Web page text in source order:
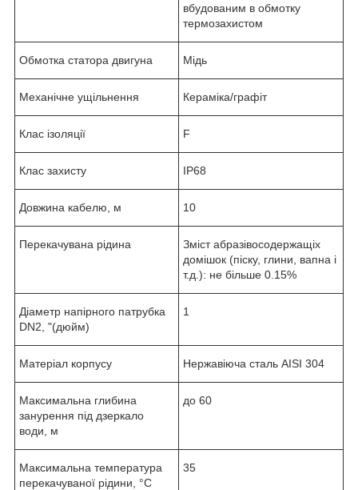
вбудованим в обмотку
термозахистом
Обмотка статора двигуна Мідь
Механічне ущільнення Кераміка/графіт
Клас ізоляції F
Клас захисту IP68
Довжина кабелю, м 10
Перекачувана рідина
Зміст абразівосодержащіх
домішок (піску, глини, вапна і
т.д.): не більше 0.15%
Діаметр напірного патрубка
DN2, "(дюйм)
1
Матеріал корпусу Нержавіюча сталь AISI 304
Максимальна глибина
занурення під дзеркало
води, м
до 60
Максимальна температура
перекачуваної рідини, °C
35